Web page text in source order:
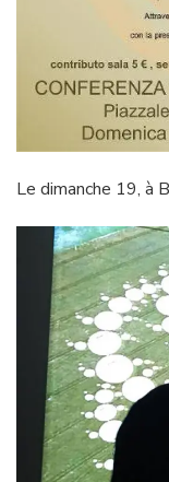
Le dimanche 19, à